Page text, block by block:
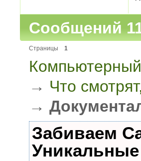
Сообщений
Страницы 1
→ Что
→
Забиваем